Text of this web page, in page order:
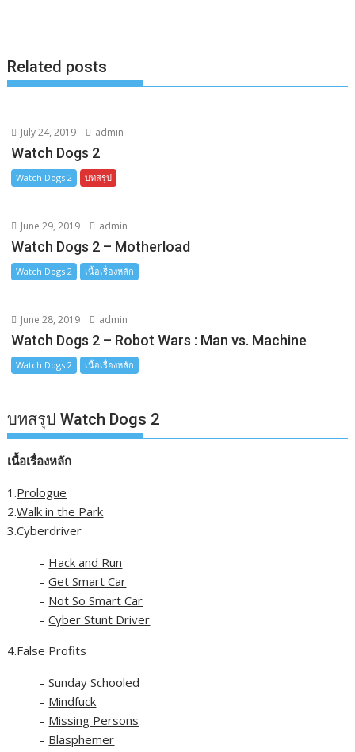
r
Related posts
July 24, 2019 admin
Watch Dogs 2
Watch Dogs 2 บทสรุป
June 29, 2019 admin
Watch Dogs 2 – Motherload
Watch Dogs 2 เนื้อเรื่องหลัก
June 28, 2019 admin
Watch Dogs 2 – Robot Wars : Man vs. Machine
Watch Dogs 2 เนื้อเรื่องหลัก
บทสรุป Watch Dogs 2
เนื้อเรื่องหลัก
1.Prologue
2.Walk in the Park
3.Cyberdriver
– Hack and Run
–Get Smart Car
– Not So Smart Car
–Cyber Stunt Driver
4.False Profits
–Sunday Schooled
– Mindfuck
– Missing Persons
– Blasphemer